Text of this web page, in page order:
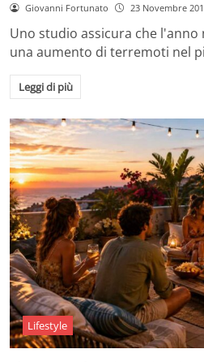
Giovanni Fortunato 23 Novembre
Uno studio assicura che
una aumento di terremoti nel
Leggi di più
Lifestyle